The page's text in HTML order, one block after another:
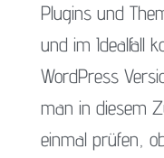
Plugins und
und im Idealfall
WordPress
man in diesem
einmal prüfen,